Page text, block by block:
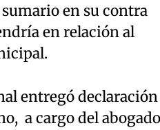
en su contra
en relación al
entregó declaración
a cargo del abogado